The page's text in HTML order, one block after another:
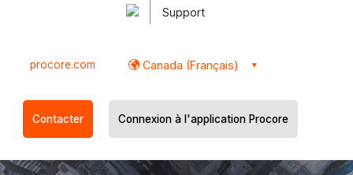
Support
procore.com Canada (Français)
Contacter Connexion à l'application Procore